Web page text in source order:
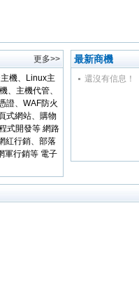
更多>>
機、Linux主
、主機代管、
證、WAF防火
式網站、購物
式開發等 網路
紅行銷、部落
軍行銷等 電子
最新商機
還沒有信息！